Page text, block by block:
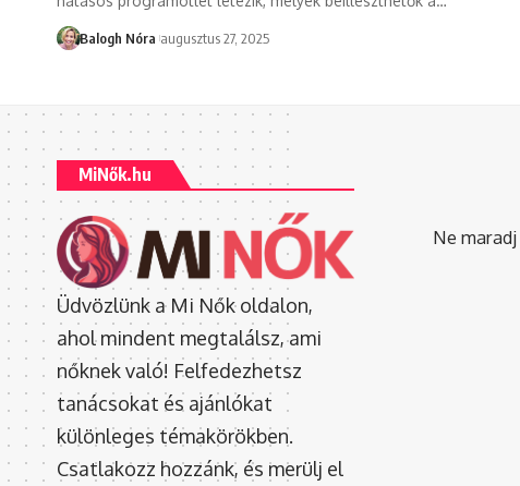
Balogh Nóra augusztus 27, 2025
MiNők.hu
Üdvözlünk a Mi Nők oldalon,
ahol mindent megtalálsz, ami
nőknek való! Felfedezhetsz
tanácsokat és ajánlókat
különleges témakörökben.
Csatlakozz hozzánk, és merülj el
Ne